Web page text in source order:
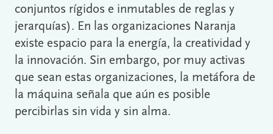
conjuntos rígidos e inmutables de reglas y
jerarquías). En las organizaciones Naranja
existe espacio para la energía, la creatividad y
la innovación. Sin embargo, por muy activas
que sean estas organizaciones, la metáfora de
la máquina señala que aún es posible
percibirlas sin vida y sin alma.